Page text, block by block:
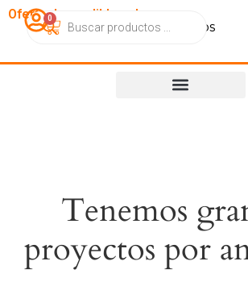
OfertasImperdibles.cl
CatálogoContactoNosotros
0
Tenemos
proyectos por